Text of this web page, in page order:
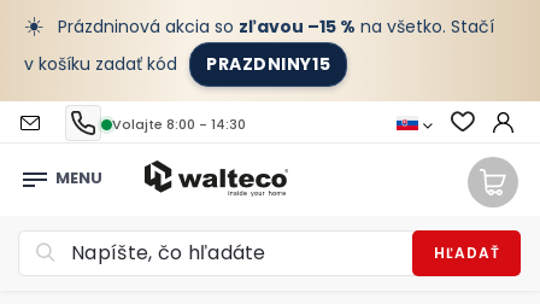
☀️ Prázdninová akcia so zľavou –15 % na všetko. Stačí
v košíku zadať kód
PRAZDNINY15
Volajte 8:00 - 14:30
HĽADAŤ